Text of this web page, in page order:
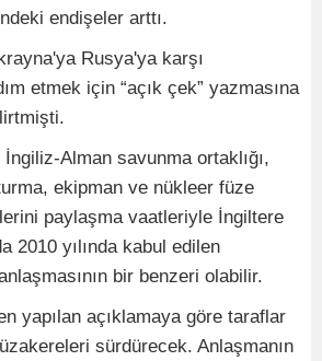
endişeler arttı.
Rusya'ya karşı
etmek için “açık çek” yazmasına
Alman savunma ortaklığı,
ekipman ve nükleer füze
paylaşma vaatleriyle İngiltere
2010 yılında kabul edilen
bir benzeri olabilir.
yapılan açıklamaya göre taraflar
sürdürecek. Anlaşmanın